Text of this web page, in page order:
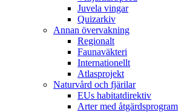
Juvela vingar
Quizarkiv
Annan övervakning
Regionalt
Faunaväkteri
Internationellt
Atlasprojekt
Naturvård och fjärilar
EUs habitatdirektiv
Arter med åtgärdsprogram